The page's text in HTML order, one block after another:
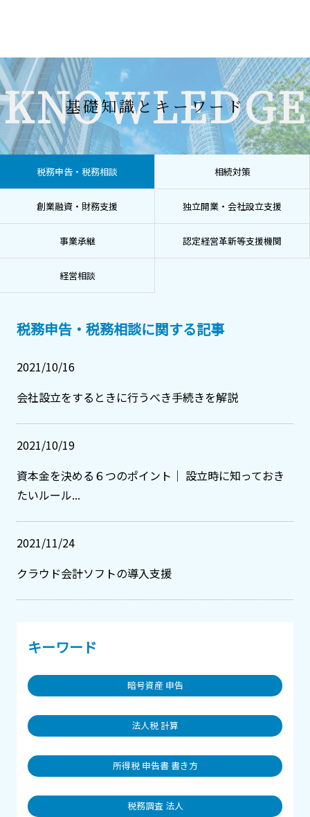
KNOWLEDGE
基礎知識とキーワード
税務申告・税務相談 相続対策
創業融資・財務支援 独立開業・会社設立支援
事業承継 認定経営革新等支援機関
経営相談
税務申告・税務相談に関する記事
2021/10/16
会社設立をするときに行うべき手続きを解説
2021/10/19
資本金を決める６つのポイント｜ 設立時に知っておき
たいルール...
2021/11/24
クラウド会計ソフトの導入支援
キーワード
暗号資産 申告
法人税 計算
所得税 申告書 書き方
税務調査 法人